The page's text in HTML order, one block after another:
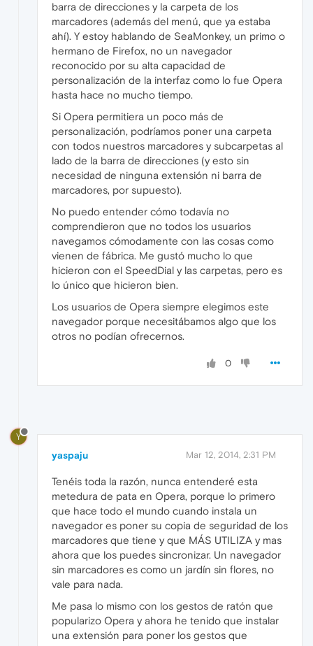
barra de direcciones y la carpeta de los
marcadores (además del menú, que ya estaba
ahí). Y estoy hablando de SeaMonkey, un primo o
hermano de Firefox, no un navegador
reconocido por su alta capacidad de
personalización de la interfaz como lo fue Opera
hasta hace no mucho tiempo.
Si Opera permitiera un poco más de
personalización, podríamos poner una carpeta
con todos nuestros marcadores y subcarpetas al
lado de la barra de direcciones (y esto sin
necesidad de ninguna extensión ni barra de
marcadores, por supuesto).
No puedo entender cómo todavía no
comprendieron que no todos los usuarios
navegamos cómodamente con las cosas como
vienen de fábrica. Me gustó mucho lo que
hicieron con el SpeedDial y las carpetas, pero es
lo único que hicieron bien.
Los usuarios de Opera siempre elegimos este
navegador porque necesitábamos algo que los
otros no podían ofrecernos.
0
Y
yaspaju Mar 12, 2014, 2:31 PM
Tenéis toda la razón, nunca entenderé esta
metedura de pata en Opera, porque lo primero
que hace todo el mundo cuando instala un
navegador es poner su copia de seguridad de los
marcadores que tiene y que MÁS UTILIZA y mas
ahora que los puedes sincronizar. Un navegador
sin marcadores es como un jardín sin flores, no
vale para nada.
Me pasa lo mismo con los gestos de ratón que
popularizo Opera y ahora he tenido que instalar
una extensión para poner los gestos que